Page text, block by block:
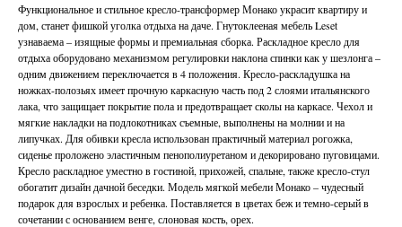
Функциональное и стильное кресло-трансформер Монако украсит квартиру и
дом, станет фишкой уголка отдыха на даче. Гнутоклееная мебель Leset
узнаваема – изящные формы и премиальная сборка. Раскладное кресло для
отдыха оборудовано механизмом регулировки наклона спинки как у шезлонга –
одним движением переключается в 4 положения. Кресло-раскладушка на
ножках-полозьях имеет прочную каркасную часть под 2 слоями итальянского
лака, что защищает покрытие пола и предотвращает сколы на каркасе. Чехол и
мягкие накладки на подлокотниках съемные, выполнены на молнии и на
липучках. Для обивки кресла использован практичный материал рогожка,
сиденье проложено эластичным пенополиуретаном и декорировано пуговицами.
Кресло раскладное уместно в гостиной, прихожей, спальне, также кресло-стул
обогатит дизайн дачной беседки. Модель мягкой мебели Монако – чудесный
подарок для взрослых и ребенка. Поставляется в цветах беж и темно-серый в
сочетании с основанием венге, слоновая кость, орех.